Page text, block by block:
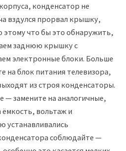
конденсатор не
вздулся прорвал крышку,
этому что бы это обнаружить,
заднюю крышку с
электронные блоки. Больше
на блок питания телевизора,
из строя конденсаторы.
— замените на аналогичные,
вольтаж и
устанавливались
соблюдайте —